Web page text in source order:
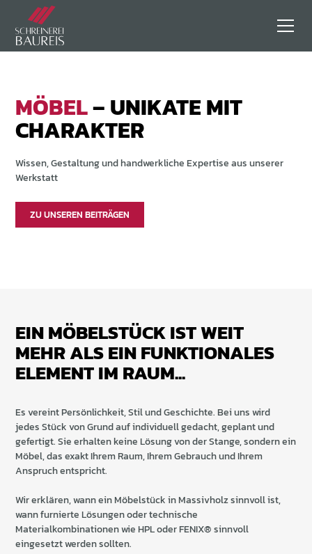
MÖBEL– UNIKATE MIT
CHARAKTER
Wissen, Gestaltung und handwerkliche Expertise aus unserer
Werkstatt
ZU UNSEREN BEITRÄGEN
EIN MÖBELSTÜCK IST WEIT
MEHR ALS EIN FUNKTIONALES
ELEMENT IM RAUM...
Es vereint Persönlichkeit, Stil und Geschichte. Bei uns wird
jedes Stück von Grund auf individuell gedacht, geplant und
gefertigt. Sie erhalten keine Lösung von der Stange, sondern ein
Möbel, das exakt Ihrem Raum, Ihrem Gebrauch und Ihrem
Anspruch entspricht.
Wir erklären, wann ein Möbelstück in Massivholz sinnvoll ist,
wann furnierte Lösungen oder technische
Materialkombinationen wie HPL oder FENIX® sinnvoll
eingesetzt werden sollten.